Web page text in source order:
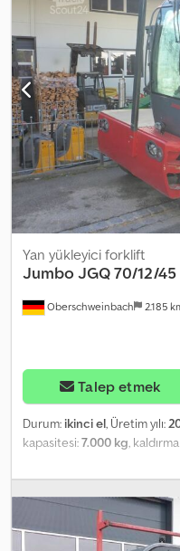
Oberschweinbach 2.185
Yan yükleyici forklift
JumboJGQ 70/12/45
Talep etmek
Durum: ikinci el, Üretim yılı:
kapasitesi:7.000 kg,
, inşaat
yüzde, renk:diğer,
Ds Am Uok